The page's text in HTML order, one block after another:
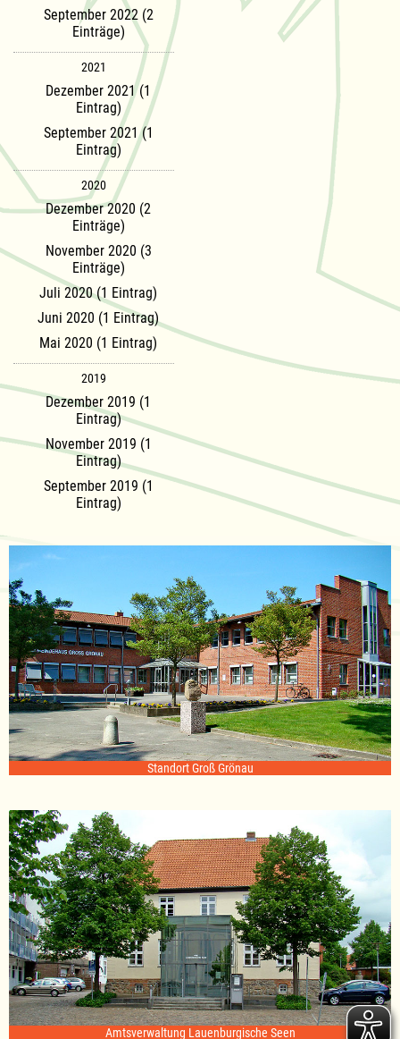
September 2022 (2
Einträge)
2021
Dezember 2021 (1
Eintrag)
September 2021 (1
Eintrag)
2020
Dezember 2020 (2
Einträge)
November 2020 (3
Einträge)
Juli 2020 (1 Eintrag)
Juni 2020 (1 Eintrag)
Mai 2020 (1 Eintrag)
2019
Dezember 2019 (1
Eintrag)
November 2019 (1
Eintrag)
September 2019 (1
Eintrag)
Standort Groß Grönau
Amtsverwaltung Lauenburgische Seen